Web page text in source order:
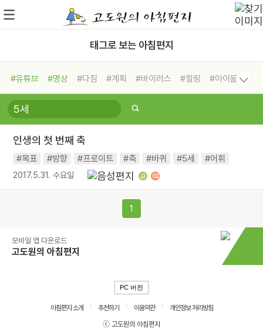
태그로 보는 아침편지
#유튜브 #명상 #다짐 #계획 #바이러스 #힐링
#아이들
#비전캠프
#독서캠프 #삶
#희망
#나눔 #친구 #링컨학교
#독서
#건강 #면역력
인생의 첫 번째 축
#목표 #방향 #프로이트 #축 #바퀴 #5세 #어휘
2017.5.31. 수요일
1
모바일 앱 다운로드
고도원의 아침편지
PC 버전
아침편지 소개 추천하기 이용약관
개인정보 처리방침
ⓒ 고도원의 아침편지